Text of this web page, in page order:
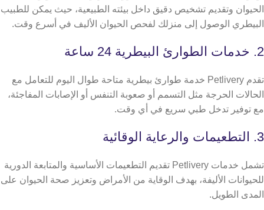
الحيوان وتقديم تشخيص دقيق داخل بيئته الطبيعية، حيث يمكن للطبيب
البيطري الوصول إلى منزلك لفحص الحيوان الأليف في أسرع وقت.
2. خدمات الطوارئ البيطرية 24 ساعة
تقدم Petlivery خدمة طوارئ بيطرية متاحة طوال اليوم للتعامل مع
الحالات الحرجة مثل التسمم أو صعوبة التنفس أو الإصابات المفاجئة،
مع توفير تدخل طبي سريع في أي وقت.
3. التطعيمات والرعاية الوقائية
تشمل خدمات Petlivery تقديم التطعيمات الأساسية والمتابعة الدورية
للحيوانات الأليفة، بهدف الوقاية من الأمراض وتعزيز صحة الحيوان على
المدى الطويل.